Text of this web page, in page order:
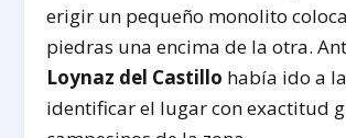
erigir un pequeño monolito
piedras una encima de la otra.
Loynaz del Castillo había ido a
identificar el lugar con exactitud